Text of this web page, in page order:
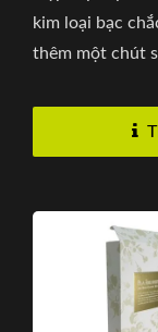
kim loại bạc
thêm một chút